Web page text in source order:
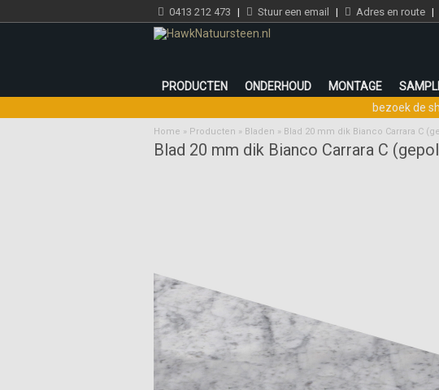
0413 212 473 | Stuur een email | Adres en route |
PRODUCTEN ONDERHOUD MONTAGE
bezoek de
Home » Producten » Bladen » Blad 20 mm dik Bianco Carrara C
Blad 20 mm dik Bianco Carrara C